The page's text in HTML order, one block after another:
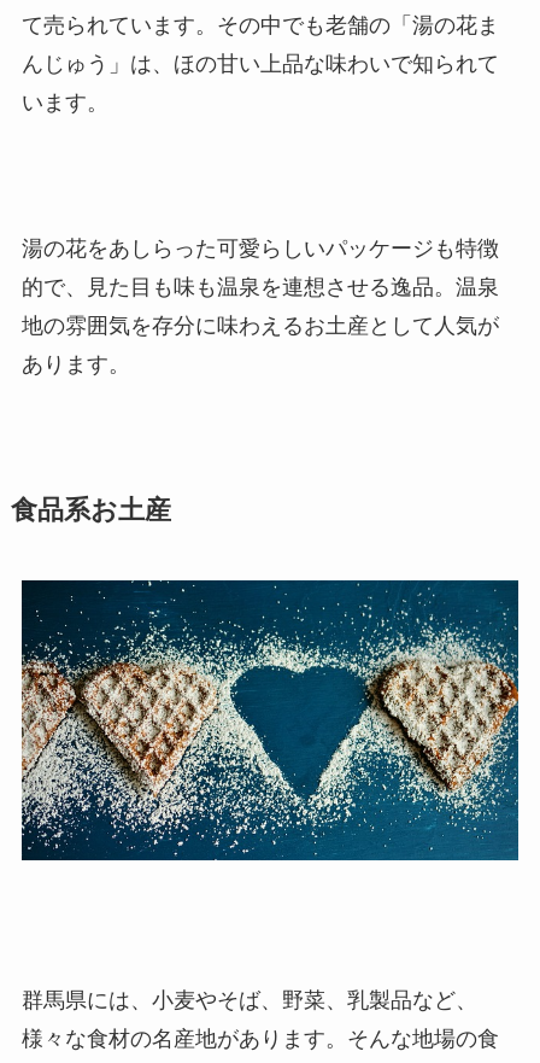
て売られています。その中でも老舗の「湯の花ま
んじゅう」は、ほの甘い上品な味わいで知られて
います。
湯の花をあしらった可愛らしいパッケージも特徴
的で、見た目も味も温泉を連想させる逸品。温泉
地の雰囲気を存分に味わえるお土産として人気が
あります。
食品系お土産
群馬県には、小麦やそば、野菜、乳製品など、
様々な食材の名産地があります。そんな地場の食